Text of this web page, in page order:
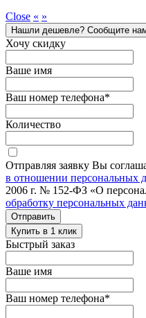
Close « »
Нашли дешевле? Сообщите
Хочу скидку
Ваше имя
Ваш номер телефона*
Количество
Отправляя заявку Вы
в отношении персональных
2006 г. № 152-ФЗ «О
обработку персональных
Отправить
Купить в 1 клик
Быстрый заказ
Ваше имя
Ваш номер телефона*